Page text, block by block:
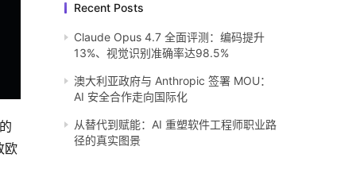
欧
Recent Posts
Claude Opus 4.7 全面评测：编码提升
13%、视觉识别准确率达98.5%
澳大利亚政府与 Anthropic 签署 MOU：
AI 安全合作走向国际化
从替代到赋能：AI 重塑软件工程师职业路
径的真实图景